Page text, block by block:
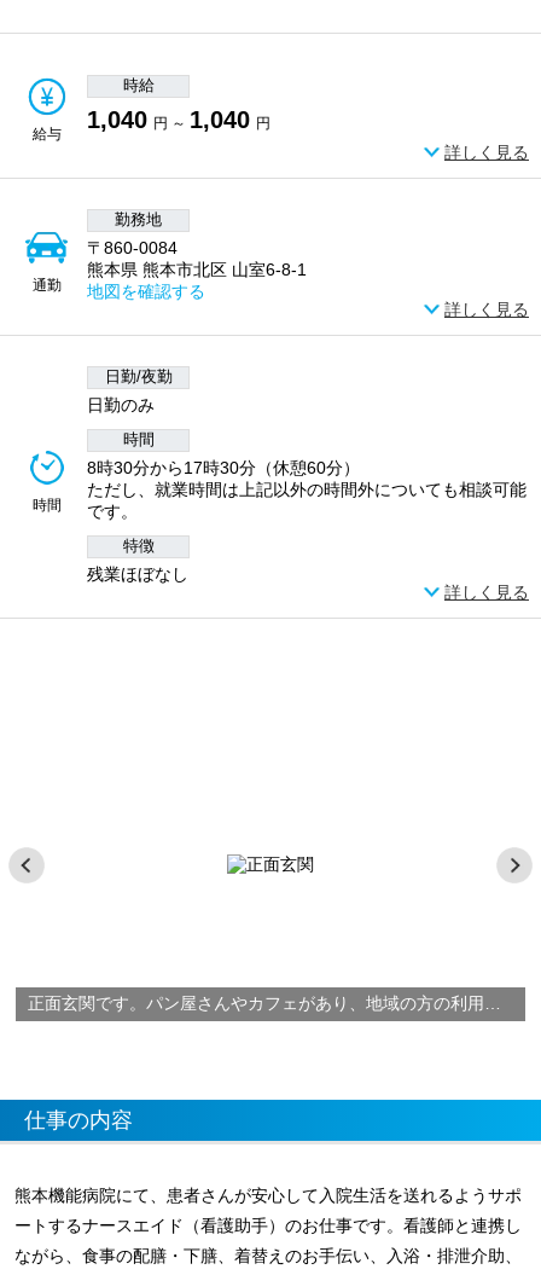
給与
時給
1,040 円 ～ 1,040 円
詳しく見る
通勤
勤務地
〒860-0084
熊本県 熊本市北区 山室6-8-1
地図を確認する
詳しく見る
時間
日勤/夜勤
日勤のみ
時間
8時30分から17時30分（休憩60分）
ただし、就業時間は上記以外の時間外についても相談可能
です。
特徴
残業ほぼなし
詳しく見る
正面玄関です。パン屋さんやカフェがあり、地域の方の利用もあります。病院には珍しく、グランドピアノがおいてあり、誰でも弾くことができます。
仕事の内容
熊本機能病院にて、患者さんが安心して入院生活を送れるようサポ
ートするナースエイド（看護助手）のお仕事です。看護師と連携し
ながら、食事の配膳・下膳、着替えのお手伝い、入浴・排泄介助、